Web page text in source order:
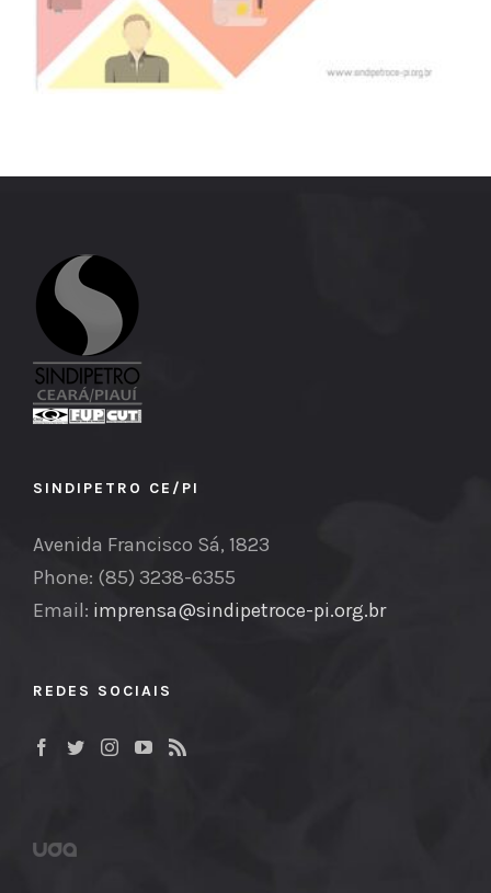
SINDIPETRO CE/PI
Avenida Francisco Sá, 1823
Phone: (85) 3238-6355
Email: imprensa@sindipetroce-pi.org.br
REDES SOCIAIS